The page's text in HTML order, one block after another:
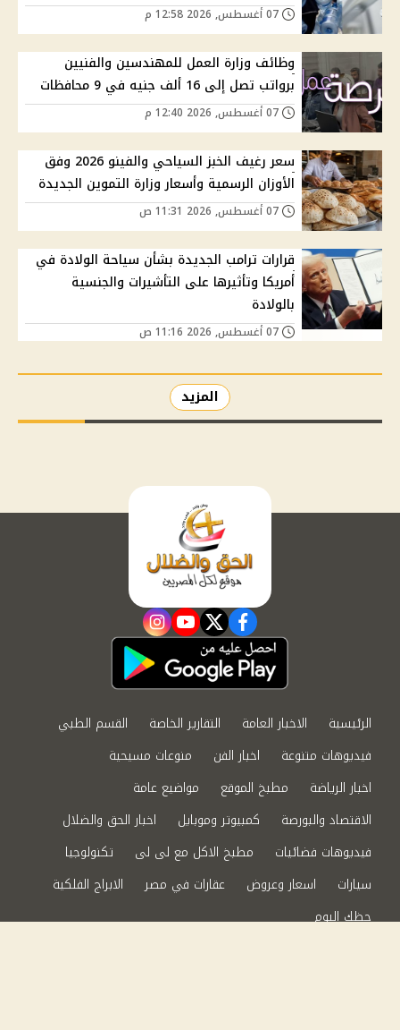
وظائف وزارة العمل للمهندسين والفنيين
برواتب تصل إلى 16 ألف جنيه في 9 محافظات
سعر رغيف الخبز السياحي والفينو 2026 وفق
الأوزان الرسمية وأسعار وزارة التموين الجديدة
قرارات ترامب الجديدة بشأن سياحة الولادة في
أمريكا وتأثيرها على التأشيرات والجنسية
بالولادة
المزيد
facebook
twitter
youtube
instagram
الرئيسية الاخبار العامة التقارير الخاصة
القسم الطبي
فيديوهات متنوعة
اخبار الفن
منوعات مسيحية
اخبار الرياضة
مطبخ الموقع
مواضيع عامة
الاقتصاد والبورصة
كمبيوتر وموبايل
اخبار الحق والضلال
فيديوهات فضائيات
مطبخ الاكل مع لى لى
تكنولوجيا
سيارات
اسعار وعروض عقارات في مصر
الابراج الفلكية
حظك اليوم